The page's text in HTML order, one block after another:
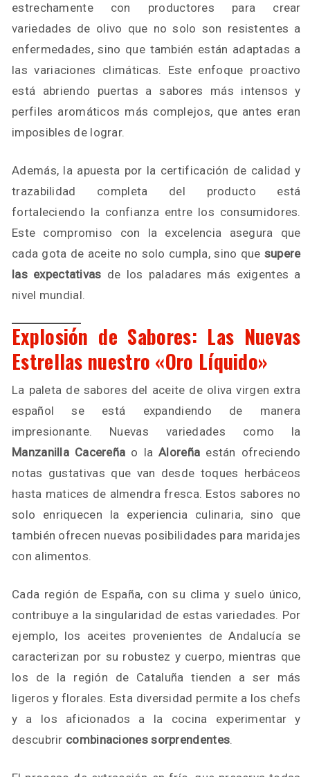
estrechamente con productores para crear
variedades de olivo que no solo son resistentes a
enfermedades, sino que también están adaptadas a
las variaciones climáticas. Este enfoque proactivo
está abriendo puertas a sabores más intensos y
perfiles aromáticos más complejos, que antes eran
imposibles de lograr.
Además, la apuesta por la certificación de calidad y
trazabilidad completa del producto está
fortaleciendo la confianza entre los consumidores.
Este compromiso con la excelencia asegura que
cada gota de aceite no solo cumpla, sino que supere
las expectativas de los paladares más exigentes a
nivel mundial.
Explosión de Sabores: Las Nuevas
Estrellas nuestro «Oro Líquido»
La paleta de sabores del aceite de oliva virgen extra
español se está expandiendo de manera
impresionante. Nuevas variedades como la
Manzanilla Cacereña o laAloreña están ofreciendo
notas gustativas que van desde toques herbáceos
hasta matices de almendra fresca. Estos sabores no
solo enriquecen la experiencia culinaria, sino que
también ofrecen nuevas posibilidades para maridajes
con alimentos.
Cada región de España, con su clima y suelo único,
contribuye a la singularidad de estas variedades. Por
ejemplo, los aceites provenientes de Andalucía se
caracterizan por su robustez y cuerpo, mientras que
los de la región de Cataluña tienden a ser más
ligeros y florales. Esta diversidad permite a los chefs
y a los aficionados a la cocina experimentar y
descubrir combinaciones sorprendentes.